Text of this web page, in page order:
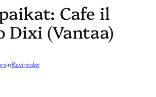
Cafe il
Dixi (Vantaa)
inRavintolat